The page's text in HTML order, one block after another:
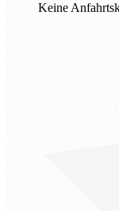
Keine